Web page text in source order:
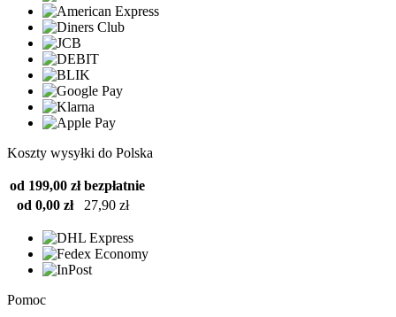
Koszty wysyłki do Polska
od 199,00 zł bezpłatnie
od 0,00 zł
27,90 zł
Pomoc